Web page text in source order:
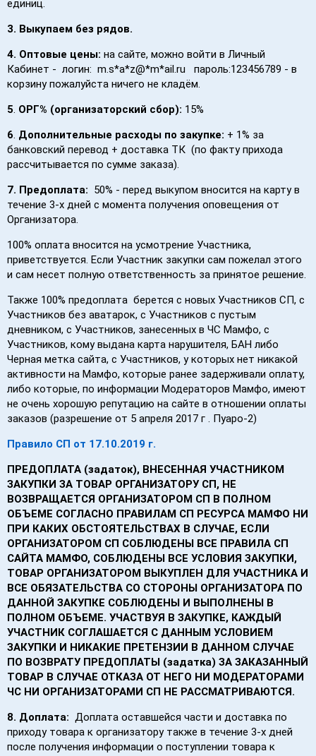
единиц.
3. Выкупаем без рядов.
4. Оптовые цены: на сайте, можно войти в Личный
Кабинет - логин: m.s*a*z@*m*ail.ru пароль:123456789 - в
корзину пожалуйста ничего не кладём.
5. ОРГ% (организаторский сбор): 15%
6. Дополнительные расходы по закупке: + 1% за
банковский перевод + доставка ТК (по факту прихода
рассчитывается по сумме заказа).
7. Предоплата: 50% - перед выкупом вносится на карту в
течение 3-х дней с момента получения оповещения от
Организатора.
100% оплата вносится на усмотрение Участника,
приветствуется. Если Участник закупки сам пожелал этого
и сам несет полную ответственность за принятое решение.
Также 100% предоплата берется с новых Участников СП, с
Участников без аватарок, с Участников с пустым
дневником, с Участников, занесенных в ЧС Мамфо, с
Участников, кому выдана карта нарушителя, БАН либо
Черная метка сайта, с Участников, у которых нет никакой
активности на Мамфо, которые ранее задерживали оплату,
либо которые, по информации Модераторов Мамфо, имеют
не очень хорошую репутацию на сайте в отношении оплаты
заказов (разрешение от 5 апреля 2017 г . Пуаро-2)
Правило СП от 17.10.2019 г.
ПРЕДОПЛАТА (задаток), ВНЕСЕННАЯ УЧАСТНИКОМ
ЗАКУПКИ ЗА ТОВАР ОРГАНИЗАТОРУ СП, НЕ
ВОЗВРАЩАЕТСЯ ОРГАНИЗАТОРОМ СП В ПОЛНОМ
ОБЪЕМЕ СОГЛАСНО ПРАВИЛАМ СП РЕСУРСА МАМФО НИ
ПРИ КАКИХ ОБСТОЯТЕЛЬСТВАХ В СЛУЧАЕ, ЕСЛИ
ОРГАНИЗАТОРОМ СП СОБЛЮДЕНЫ ВСЕ ПРАВИЛА СП
САЙТА МАМФО, СОБЛЮДЕНЫ ВСЕ УСЛОВИЯ ЗАКУПКИ,
ТОВАР ОРГАНИЗАТОРОМ ВЫКУПЛЕН ДЛЯ УЧАСТНИКА И
ВСЕ ОБЯЗАТЕЛЬСТВА СО СТОРОНЫ ОРГАНИЗАТОРА ПО
ДАННОЙ ЗАКУПКЕ СОБЛЮДЕНЫ И ВЫПОЛНЕНЫ В
ПОЛНОМ ОБЪЕМЕ. УЧАСТВУЯ В ЗАКУПКЕ, КАЖДЫЙ
УЧАСТНИК СОГЛАШАЕТСЯ С ДАННЫМ УСЛОВИЕМ
ЗАКУПКИ И НИКАКИЕ ПРЕТЕНЗИИ В ДАННОМ СЛУЧАЕ
ПО ВОЗВРАТУ ПРЕДОПЛАТЫ (задатка) ЗА ЗАКАЗАННЫЙ
ТОВАР В СЛУЧАЕ ОТКАЗА ОТ НЕГО НИ МОДЕРАТОРАМИ
ЧС НИ ОРГАНИЗАТОРАМИ СП НЕ РАССМАТРИВАЮТСЯ.
8. Доплата: Доплата оставшейся части и доставка по
приходу товара к организатору также в течение 3-х дней
после получения информации о поступлении товара к